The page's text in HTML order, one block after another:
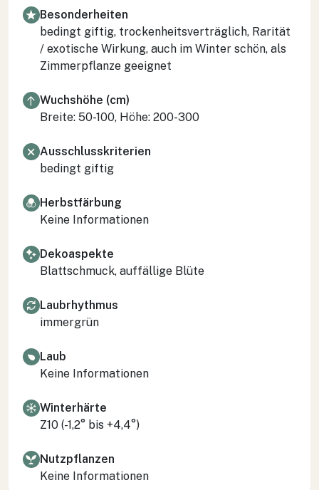
Besonderheiten
bedingt giftig, trockenheitsverträglich, Rarität
/ exotische Wirkung, auch im Winter schön, als
Zimmerpflanze geeignet
Wuchshöhe (cm)
Breite: 50-100, Höhe: 200-300
Ausschlusskriterien
bedingt giftig
Herbstfärbung
Keine Informationen
Dekoaspekte
Blattschmuck, auffällige Blüte
Laubrhythmus
immergrün
Laub
Keine Informationen
Winterhärte
Z10 (-1,2° bis +4,4°)
Nutzpflanzen
Keine Informationen